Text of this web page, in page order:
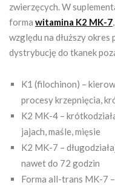
zwierzęcych. W
forma witamina K2 MK-7
względu na dłuższy
dystrybucję do tkanek
K1 (filochinon) –
procesy krzepnięcia,
K2 MK-4 –
jajach, maśle, mięsie
K2 MK-7 –
nawet do 72 godzin
Forma all-trans MK-7